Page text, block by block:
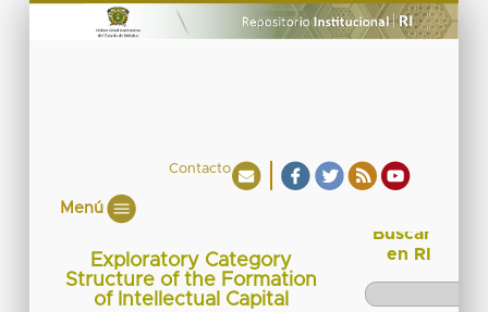
Contacto
Menú
Exploratory Category
Structure of the Formation
of Intellectual Capital
Buscar
en RI